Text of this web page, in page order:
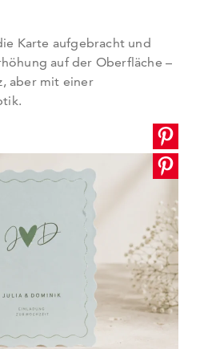
Karte aufgebracht und
auf der Oberfläche –
aber mit einer